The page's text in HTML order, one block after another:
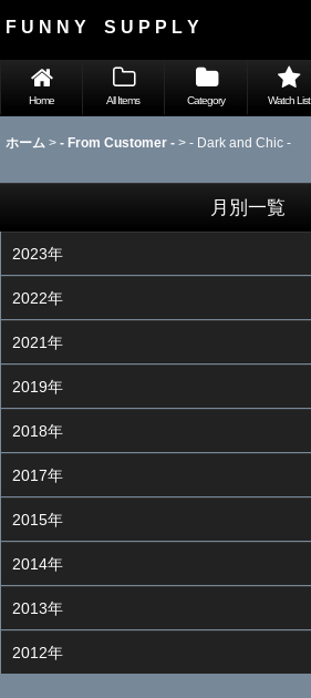
F U N N Y S U P P L Y
Home All Items Category Watch List
ホーム > - From Customer - > - Dark and Chic -
月別一覧
2023年
2022年
2021年
2019年
2018年
2017年
2015年
2014年
2013年
2012年